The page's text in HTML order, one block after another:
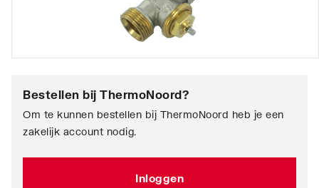
Bestellen bij ThermoNoord?
Om te kunnen bestellen bij ThermoNoord heb je een
zakelijk account nodig.
Inloggen